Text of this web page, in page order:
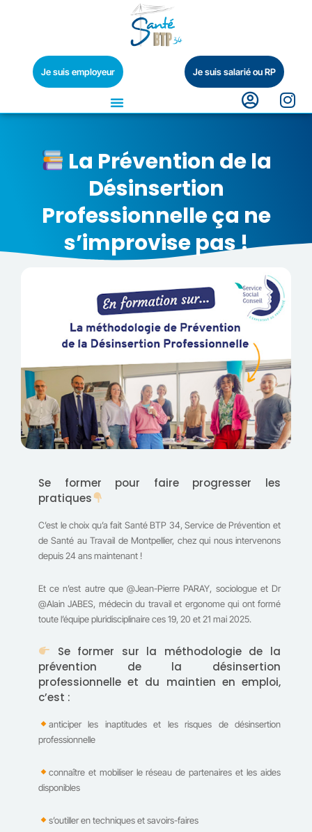
Je suis employeur Je suis salarié ou RP
La Prévention de la
Désinsertion
Professionnelle ça ne
s’improvise pas !
Se former pour faire progresser les
pratiques
C’est le choix qu’a fait Santé BTP 34, Service de Prévention et
de Santé au Travail de Montpellier, chez qui nous intervenons
depuis 24 ans maintenant !
Et ce n’est autre que @Jean-Pierre PARAY, sociologue et Dr
@Alain JABES, médecin du travail et ergonome qui ont formé
toute l’équipe pluridisciplinaire ces 19, 20 et 21 mai 2025.
Se former sur la méthodologie de la
prévention de la désinsertion
professionnelle et du maintien en emploi,
c’est :
anticiper les inaptitudes et les risques de désinsertion
professionnelle
connaître et mobiliser le réseau de partenaires et les aides
disponibles
s’outiller en techniques et savoirs-faires